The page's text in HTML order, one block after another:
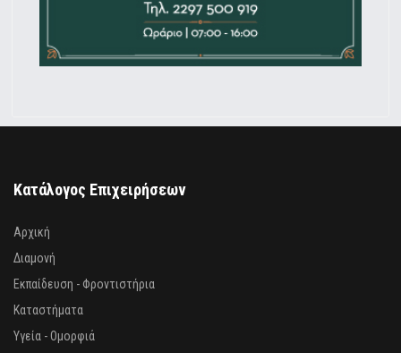
Κατάλογος Επιχειρήσεων
Αρχική
Διαμονή
Εκπαίδευση - Φροντιστήρια
Καταστήματα
Υγεία - Ομορφιά